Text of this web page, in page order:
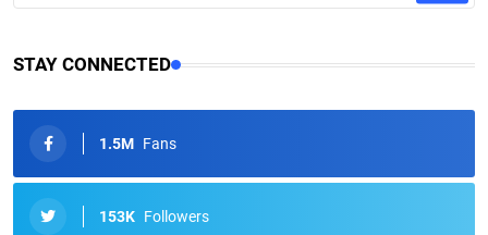
STAY CONNECTED
1.5M Fans
153K Followers